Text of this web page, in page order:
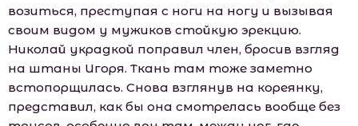
возиться, преступая с ноги на ногу и вызывая
своим видом у мужиков стойкую эрекцию.
Николай украдкой поправил член, бросив взгляд
на штаны Игоря. Ткань там тоже заметно
встопорщилась. Снова взглянув на кореянку,
представил, как бы она смотрелась вообще без